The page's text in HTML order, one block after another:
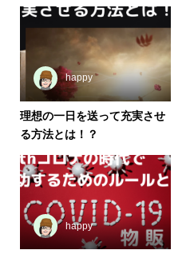
happy
理想の一日を送って充実させ
る方法とは！？
happy